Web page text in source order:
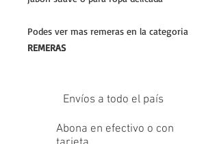
Podes ver mas remeras en la categoria
REMERAS
Envíos a todo el país
Abona en efectivo o con